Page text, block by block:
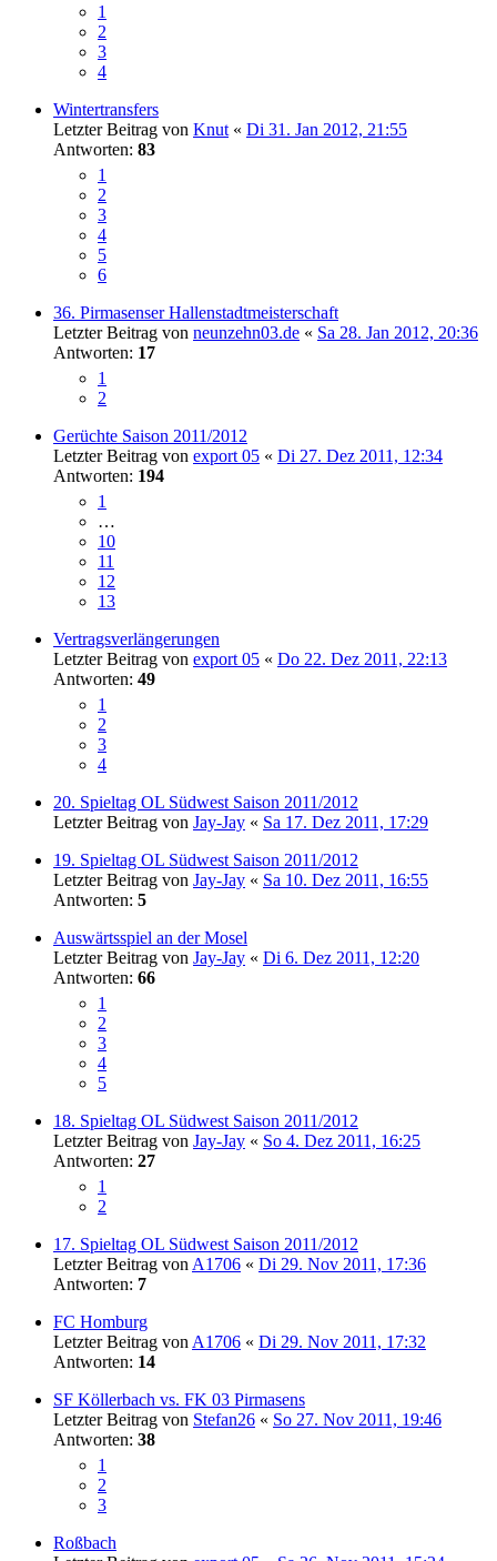
1
2
3
4
Wintertransfers
Letzter Beitrag von Knut « Di 31. Jan 2012, 21:55
Antworten: 83
1
2
3
4
5
6
36. Pirmasenser Hallenstadtmeisterschaft
Letzter Beitrag von neunzehn03.de « Sa 28. Jan 2012, 20:36
Antworten: 17
1
2
Gerüchte Saison 2011/2012
Letzter Beitrag von export 05 « Di 27. Dez 2011, 12:34
Antworten: 194
1
…
10
11
12
13
Vertragsverlängerungen
Letzter Beitrag von export 05 « Do 22. Dez 2011, 22:13
Antworten: 49
1
2
3
4
20. Spieltag OL Südwest Saison 2011/2012
Letzter Beitrag von Jay-Jay « Sa 17. Dez 2011, 17:29
19. Spieltag OL Südwest Saison 2011/2012
Letzter Beitrag von Jay-Jay « Sa 10. Dez 2011, 16:55
Antworten: 5
Auswärtsspiel an der Mosel
Letzter Beitrag von Jay-Jay « Di 6. Dez 2011, 12:20
Antworten: 66
1
2
3
4
5
18. Spieltag OL Südwest Saison 2011/2012
Letzter Beitrag von Jay-Jay « So 4. Dez 2011, 16:25
Antworten: 27
1
2
17. Spieltag OL Südwest Saison 2011/2012
Letzter Beitrag von A1706 « Di 29. Nov 2011, 17:36
Antworten: 7
FC Homburg
Letzter Beitrag von A1706 « Di 29. Nov 2011, 17:32
Antworten: 14
SF Köllerbach vs. FK 03 Pirmasens
Letzter Beitrag von Stefan26 « So 27. Nov 2011, 19:46
Antworten: 38
1
2
3
Roßbach